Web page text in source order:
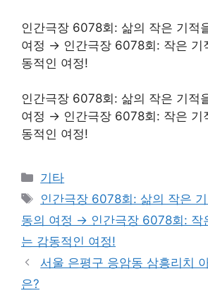
인간극장 6078회: 삶의 작은 기적
여정 → 인간극장 6078회: 작은 기
동적인 여정!
인간극장 6078회: 삶의 작은 기적
여정 → 인간극장 6078회: 작은 기
동적인 여정!
Categories
기타
Tags
인간극장 6078회: 삶의 작은
동의 여정 → 인간극장 6078회: 작
는 감동적인 여정!
서울 은평구 응암동 삼흥리치
은?